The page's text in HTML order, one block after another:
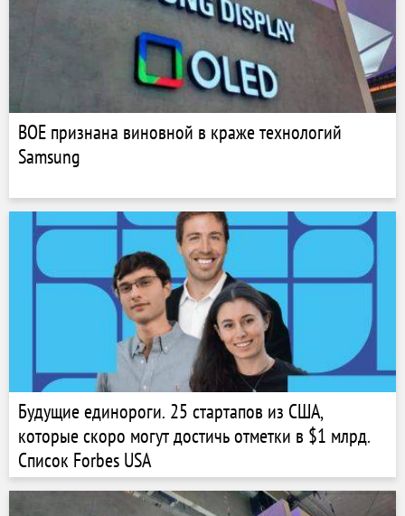
BOE признана виновной в краже технологий
Samsung
Будущие единороги. 25 стартапов из США,
которые скоро могут достичь отметки в $1 млрд.
Список Forbes USA